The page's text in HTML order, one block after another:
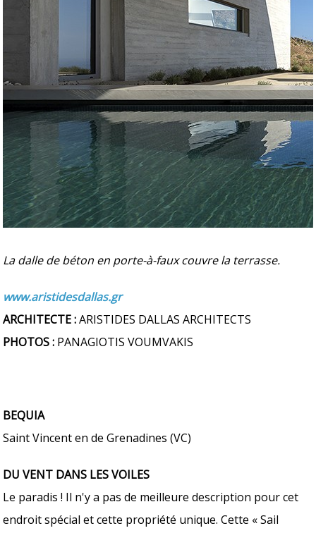
La dalle de béton en porte-à-faux couvre la terrasse.
www.aristidesdallas.gr
ARCHITECTE :ARISTIDES DALLAS ARCHITECTS
PHOTOS : PANAGIOTIS VOUMVAKIS
BEQUIA
Saint Vincent en de Grenadines (VC)
DU VENT DANS LES VOILES
Le paradis ! Il n'y a pas de meilleure description pour cet
endroit spécial et cette propriété unique. Cette « Sail